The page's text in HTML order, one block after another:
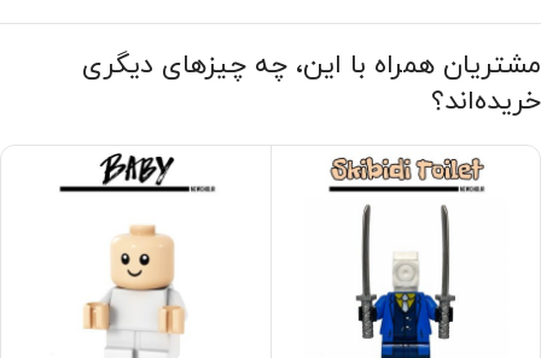
مشتریان همراه با این، چه چیزهای دیگری
خریده‌اند؟